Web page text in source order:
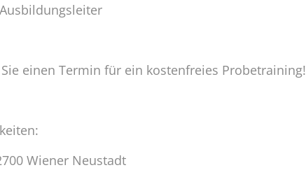
einen Termin für ein kostenfreies Probetraining!
Wiener Neustadt